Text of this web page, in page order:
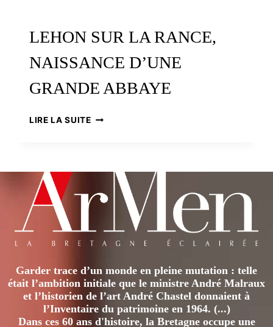
LEHON SUR LA RANCE,
NAISSANCE D’UNE
GRANDE ABBAYE
LIRE LA SUITELEHON
D’UNE
GRANDE
ABBAYE
Garder trace d’un monde en pleine mutation : telle
était l’ambition initiale que le ministre André Malraux
et l’historien de l’art André Chastel donnaient à
l’Inventaire du patrimoine en 1964. (...)
Dans ces 60 ans d'histoire, la Bretagne occupe une